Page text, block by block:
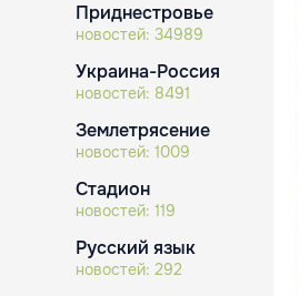
Приднестровье
новостей: 34989
Украина-Россия
новостей: 8491
Землетрясение
новостей: 1009
Стадион
новостей: 119
Русский язык
новостей: 292